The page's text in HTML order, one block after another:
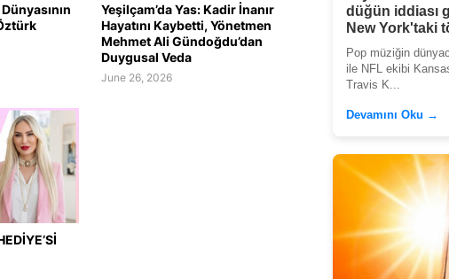
Yeşilçam’da Yas: Kadir İnanır
Hayatını Kaybetti, Yönetmen
Mehmet Ali Gündoğdu’dan
Duygusal Veda
June 26, 2026
düğün iddiası
New York'taki
Pop müziğin
ile NFL ekibi
Travis K...
Devamını Oku →